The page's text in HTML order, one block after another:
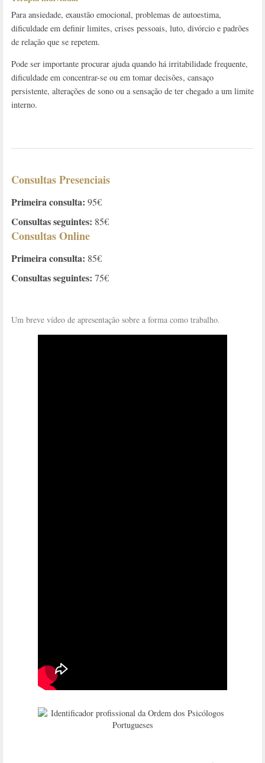
Para ansiedade, exaustão emocional, problemas de autoestima,
dificuldade em definir limites, crises pessoais, luto, divórcio e padrões
de relação que se repetem.
Pode ser importante procurar ajuda quando há irritabilidade frequente,
dificuldade em concentrar-se ou em tomar decisões, cansaço
persistente, alterações de sono ou a sensação de ter chegado a um limite
interno.
Consultas Presenciais
Primeira consulta: 95€
Consultas seguintes: 85€
Consultas Online
Primeira consulta: 85€
Consultas seguintes: 75€
Um breve vídeo de apresentação sobre a forma como trabalho.